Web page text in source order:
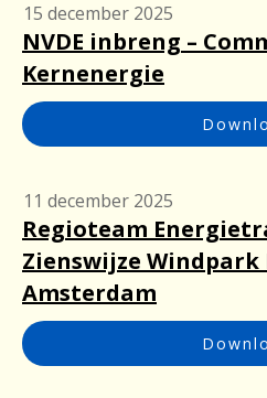
15 december 2025
NVDE inbreng –
Kernenergie
11 december 2025
Regioteam
Zienswijze Windpark
Amsterdam